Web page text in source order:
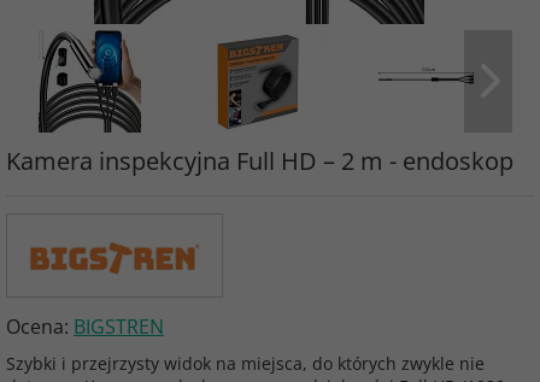
Kamera inspekcyjna Full HD – 2 m - endoskop
Ocena: BIGSTREN
Szybki i przejrzysty widok na miejsca, do których zwykle nie